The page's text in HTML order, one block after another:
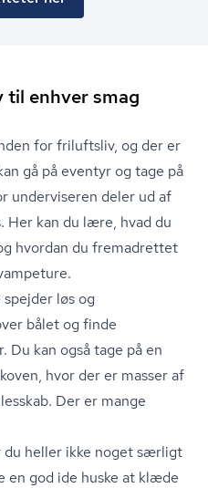
enhver smag
for friluftsliv, og der er
gå på eventyr og tage på
underviseren deler ud af
Her kan du lære, hvad du
hvordan du fremadrettet
løs og
bålet og finde
Du kan også tage på en
hvor der er masser af
Der er mange
du heller ikke noget særligt
en god ide huske at klæde